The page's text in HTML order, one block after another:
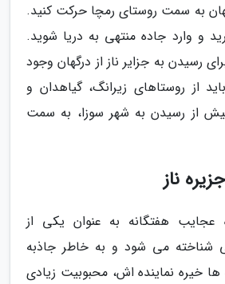
به سمت روستای رمچا حرکت کنید.
و وارد جاده منتهی به دریا شوید.
رسیدن به جزایر ناز از درگهان وجود
از روستاهای زیرانگ، گیاهدان و
از رسیدن به شهر سوزا، به سمت
ناز
هفتگانه به عنوان یکی از
شناخته می شود و به خاطر جاذبه
خیره نماینده اش، محبوبیت زیادی